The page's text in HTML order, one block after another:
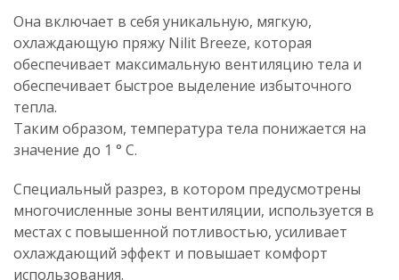
Она включает в себя уникальную, мягкую,
охлаждающую пряжу Nilit Breeze, которая
обеспечивает максимальную вентиляцию тела и
обеспечивает быстрое выделение избыточного
тепла.
Таким образом, температура тела понижается на
значение до 1 ° C.
Специальный разрез, в котором предусмотрены
многочисленные зоны вентиляции, используется в
местах с повышенной потливостью, усиливает
охлаждающий эффект и повышает комфорт
использования.